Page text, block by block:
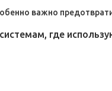
важно
где